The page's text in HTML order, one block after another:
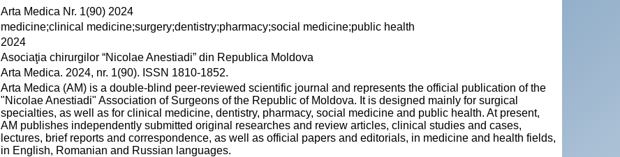
Arta Medica Nr. 1(90) 2024
medicine;clinical medicine;surgery;dentistry;pharmacy;social medicine;public health
2024
Asociaţia chirurgilor “Nicolae Anestiadi” din Republica Moldova
Arta Medica. 2024, nr. 1(90). ISSN 1810-1852.
Arta Medica (AM) is a double-blind peer-reviewed scientific journal and represents the official publication of the
"Nicolae Anestiadi" Association of Surgeons of the Republic of Moldova. It is designed mainly for surgical
specialties, as well as for clinical medicine, dentistry, pharmacy, social medicine and public health. At present,
AM publishes independently submitted original researches and review articles, clinical studies and cases,
lectures, brief reports and correspondence, as well as official papers and editorials, in medicine and health fields,
in English, Romanian and Russian languages.